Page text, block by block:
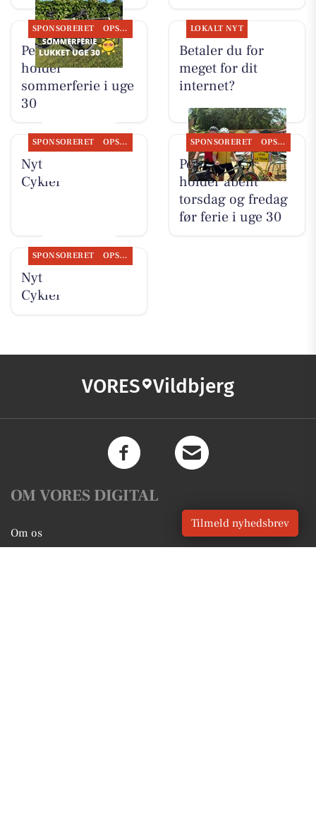
SPONSORERET OPSLAGSTAVLEN
Per P. Cykler
holder
sommerferie i uge
30
LOKALT NYT
Betaler du for
meget for dit
internet?
SPONSORERET OPSLAGSTAVLEN
Nyt fra Per P.
Cykler
SPONSORERET OPSLAGSTAVLEN
Per P. Cykler
holder åbent
torsdag og fredag
før ferie i uge 30
SPONSORERET OPSLAGSTAVLEN
Nyt fra Per P.
Cykler
VORES Vildbjerg
OM VORES DIGITAL
Om os
Tilmeld nyhedsbrev